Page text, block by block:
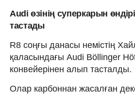
Audi өзінің суперкарын
тастады
R8 соңғы данасы немістің
қаласындағы Audi Böllinger
конвейерінен алып тасталды.
Олар карбоннан жасалған